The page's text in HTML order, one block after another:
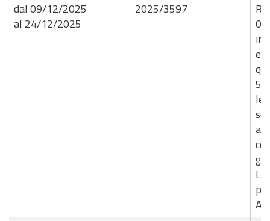
dal 09/12/2025
al 24/12/2025
2025/3597
ex
5,